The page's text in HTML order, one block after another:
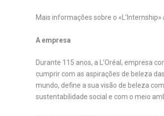
Mais informações sobre o «L’Internship»
A empresa
Durante 115 anos, a L’Oréal, empresa
cumprir com as aspirações de beleza
mundo, define a sua visão de beleza
sustentabilidade social e com o meio